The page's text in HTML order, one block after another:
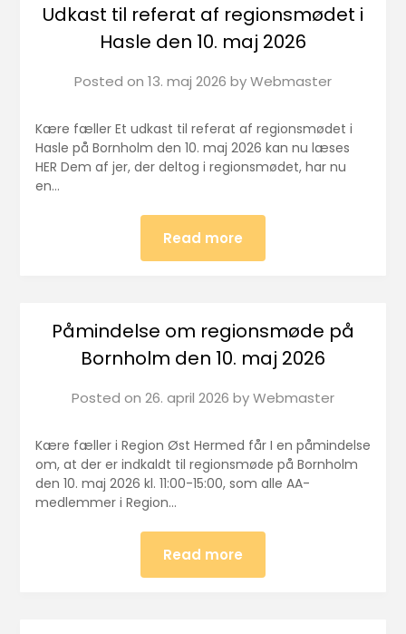
Udkast til referat af regionsmødet i
Hasle den 10. maj 2026
Posted on 13. maj 2026 byWebmaster
Kære fæller Et udkast til referat af regionsmødet i
Hasle på Bornholm den 10. maj 2026 kan nu læses
HER Dem af jer, der deltog i regionsmødet, har nu
en…
Read more
Påmindelse om regionsmøde på
Bornholm den 10. maj 2026
Posted on 26. april 2026 byWebmaster
Kære fæller i Region Øst Hermed får I en påmindelse
om, at der er indkaldt til regionsmøde på Bornholm
den 10. maj 2026 kl. 11:00-15:00, som alle AA-
medlemmer i Region…
Read more